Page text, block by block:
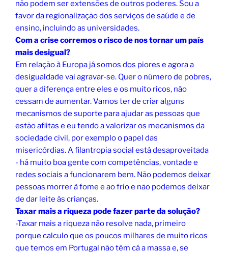
não podem ser extensões de outros poderes. Sou a
favor da regionalização dos serviços de saúde e de
ensino, incluindo as universidades.
Com a crise corremos o risco de nos tornar um país
mais desigual?
Em relação à Europa já somos dos piores e agora a
desigualdade vai agravar-se. Quer o número de pobres,
quer a diferença entre eles e os muito ricos, não
cessam de aumentar. Vamos ter de criar alguns
mecanismos de suporte para ajudar as pessoas que
estão aflitas e eu tendo a valorizar os mecanismos da
sociedade civil, por exemplo o papel das
misericórdias. A filantropia social está desaproveitada
- há muito boa gente com competências, vontade e
redes sociais a funcionarem bem. Não podemos deixar
pessoas morrer à fome e ao frio e não podemos deixar
de dar leite às crianças.
Taxar mais a riqueza pode fazer parte da solução?
-Taxar mais a riqueza não resolve nada, primeiro
porque calculo que os poucos milhares de muito ricos
que temos em Portugal não têm cá a massa e, se